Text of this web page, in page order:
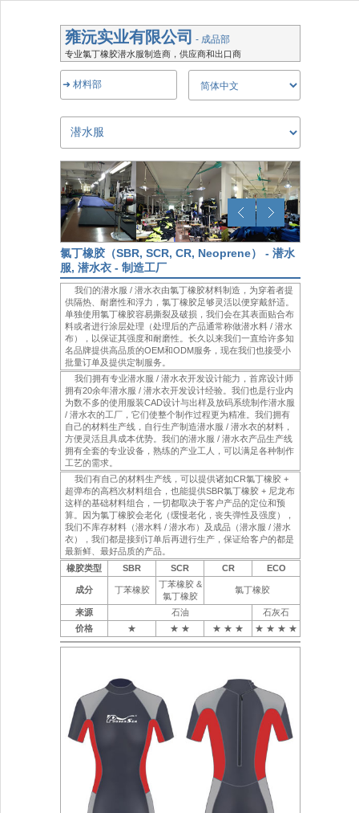
雍沅实业有限公司 - 成品部
专业氯丁橡胶潜水服制造商，供应商和出口商
➜ 材料部
氯丁橡胶（SBR, SCR, CR, Neoprene） - 潜水
服, 潜水衣 - 制造工厂
我们的潜水服 / 潜水衣由氯丁橡胶材料制造，为穿着者提
供隔热、耐磨性和浮力，氯丁橡胶足够灵活以便穿戴舒适。
单独使用氯丁橡胶容易撕裂及破损，我们会在其表面贴合布
料或者进行涂层处理（处理后的产品通常称做潜水料 / 潜水
布），以保证其强度和耐磨性。长久以来我们一直给许多知
名品牌提供高品质的OEM和ODM服务，现在我们也接受小
批量订单及提供定制服务。
我们拥有专业潜水服 / 潜水衣开发设计能力，首席设计师
拥有20余年潜水服 / 潜水衣开发设计经验。我们也是行业内
为数不多的使用服装CAD设计与出样及放码系统制作潜水服
/ 潜水衣的工厂，它们使整个制作过程更为精准。我们拥有
自己的材料生产线，自行生产制造潜水服 / 潜水衣的材料，
方便灵活且具成本优势。我们的潜水服 / 潜水衣产品生产线
拥有全套的专业设备，熟练的产业工人，可以满足各种制作
工艺的需求。
我们有自己的材料生产线，可以提供诸如CR氯丁橡胶 +
超弹布的高档次材料组合，也能提供SBR氯丁橡胶 + 尼龙布
这样的基础材料组合，一切都取决于客户产品的定位和预
算。因为氯丁橡胶会老化（缓慢老化，丧失弹性及强度），
我们不库存材料（潜水料 / 潜水布）及成品（潜水服 / 潜水
衣），我们都是接到订单后再进行生产，保证给客户的都是
最新鲜、最好品质的产品。
橡胶类型
SBR SCR CR ECO
成分 丁苯橡胶
丁苯橡胶 &
氯丁橡胶
氯丁橡胶
来源 石油
石灰石
价格
★ ★ ★ ★ ★ ★ ★ ★ ★ ★